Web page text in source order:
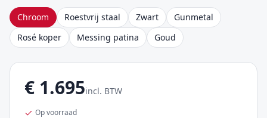
Chroom Roestvrij staal Zwart
Gunmetal
Rosé koper
Messing patina Goud
€ 1.695incl. BTW
Op voorraad